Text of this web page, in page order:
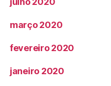
março 2020
fevereiro 2020
janeiro 2020